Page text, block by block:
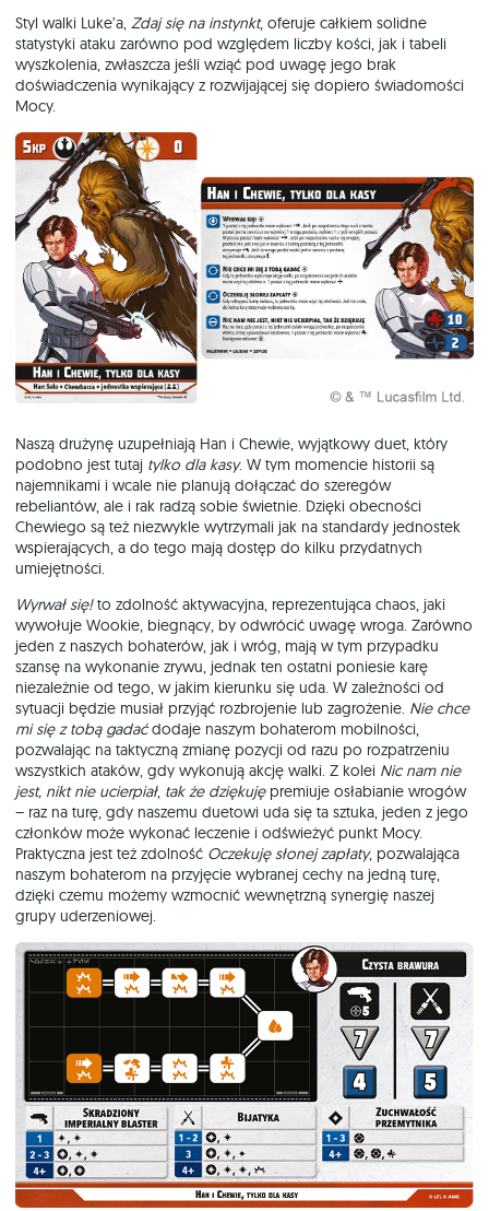
Styl walki Luke’a, Zdaj się na instynkt, oferuje całkiem solidne
statystyki ataku zarówno pod względem liczby kości, jak i tabeli
wyszkolenia, zwłaszcza jeśli wziąć pod uwagę jego brak
doświadczenia wynikający z rozwijającej się dopiero świadomości
Mocy.
Naszą drużynę uzupełniają Han i Chewie, wyjątkowy duet, który
podobno jest tutaj tylko dla kasy. W tym momencie historii są
najemnikami i wcale nie planują dołączać do szeregów
rebeliantów, ale i rak radzą sobie świetnie. Dzięki obecności
Chewiego są też niezwykle wytrzymali jak na standardy jednostek
wspierających, a do tego mają dostęp do kilku przydatnych
umiejętności.
Wyrwał się!to zdolność aktywacyjna, reprezentująca chaos, jaki
wywołuje Wookie, biegnący, by odwrócić uwagę wroga. Zarówno
jeden z naszych bohaterów, jak i wróg, mają w tym przypadku
szansę na wykonanie zrywu, jednak ten ostatni poniesie karę
niezależnie od tego, w jakim kierunku się uda. W zależności od
sytuacji będzie musiał przyjąć rozbrojenie lub zagrożenie. Nie chce
mi się z tobą gadaćdodaje naszym bohaterom mobilności,
pozwalając na taktyczną zmianę pozycji od razu po rozpatrzeniu
wszystkich ataków, gdy wykonują akcję walki. Z kolei Nic nam nie
jest, nikt nie ucierpiał, tak że dziękujępremiuje osłabianie wrogów
– raz na turę, gdy naszemu duetowi uda się ta sztuka, jeden z jego
członków może wykonać leczenie i odświeżyć punkt Mocy.
Praktyczna jest też zdolność Oczekuję słonej zapłaty, pozwalająca
naszym bohaterom na przyjęcie wybranej cechy na jedną turę,
dzięki czemu możemy wzmocnić wewnętrzną synergię naszej
grupy uderzeniowej.